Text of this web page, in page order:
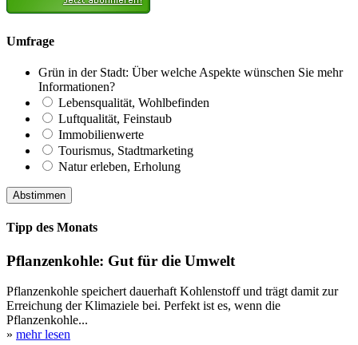
Umfrage
Grün in der Stadt: Über welche Aspekte wünschen Sie mehr
Informationen?
Lebensqualität, Wohlbefinden
Luftqualität, Feinstaub
Immobilienwerte
Tourismus, Stadtmarketing
Natur erleben, Erholung
Tipp des Monats
Pflanzenkohle: Gut für die Umwelt
Pflanzenkohle speichert dauerhaft Kohlenstoff und trägt damit zur
Erreichung der Klimaziele bei. Perfekt ist es, wenn die
Pflanzenkohle...
» mehr lesen